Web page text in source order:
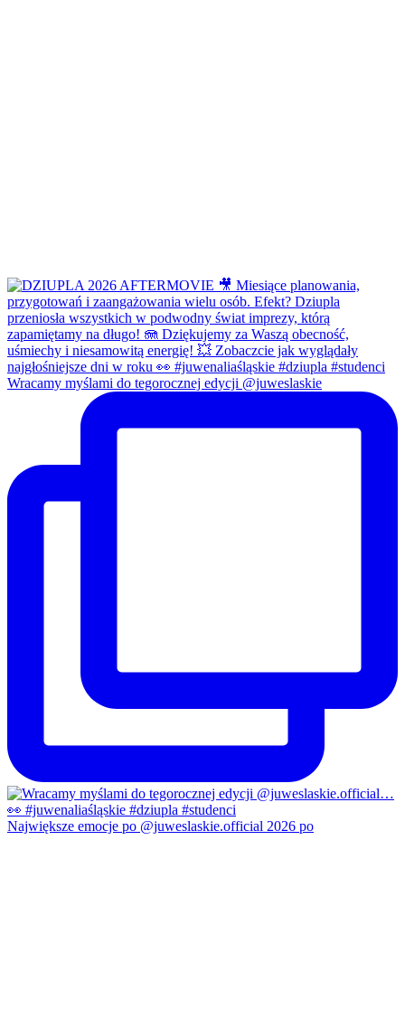
Wracamy myślami do tegorocznej edycji @juweslaskie
Największe emocje po @juweslaskie.official 2026 po